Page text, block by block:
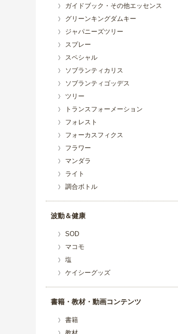
ガイドブック・その他エッセンス
グリーンキングダムキー
ジャパニーズツリー
スプレー
スペシャル
ソブランティカリス
ソブランティゴッデス
ツリー
トランスフォーメーション
フォレスト
フォーカスフィクス
フラワー
マンダラ
ライト
調合ボトル
波動＆健康
SOD
マコモ
塩
ケイシーグッズ
書籍・教材・動画コンテンツ
書籍